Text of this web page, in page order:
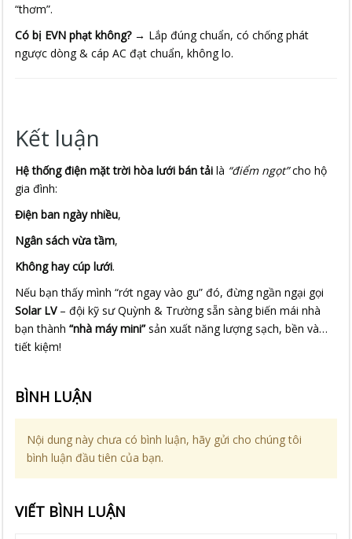
“thơm”.
Có bị EVN phạt không?→ Lắp đúng chuẩn, có chống phát
ngược dòng & cáp AC đạt chuẩn, không lo.
Kết luận
Hệ thống điện mặt trời hòa lưới bán tải là “điểm ngọt”cho hộ
gia đình:
Điện ban ngày nhiều,
Ngân sách vừa tầm,
Không hay cúp lưới.
Nếu bạn thấy mình “rớt ngay vào gu” đó, đừng ngần ngại gọi
Solar LV– đội kỹ sư Quỳnh & Trường sẵn sàng biến mái nhà
bạn thành“nhà máy mini”sản xuất năng lượng sạch, bền và…
tiết kiệm!
BÌNH LUẬN
Nội dung này chưa có bình luận, hãy gửi cho chúng tôi
bình luận đầu tiên của bạn.
VIẾT BÌNH LUẬN